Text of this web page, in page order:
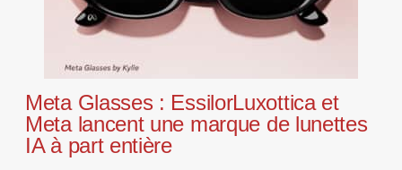
Meta Glasses : EssilorLuxottica et
Meta lancent une marque de lunettes
IA à part entière